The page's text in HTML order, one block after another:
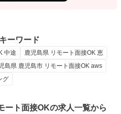
ーワード
中途
鹿児島県 リモート面接OK 恵
島県 鹿児島市 リモート面接OK aws
グ
ート面接OKの求人一覧から